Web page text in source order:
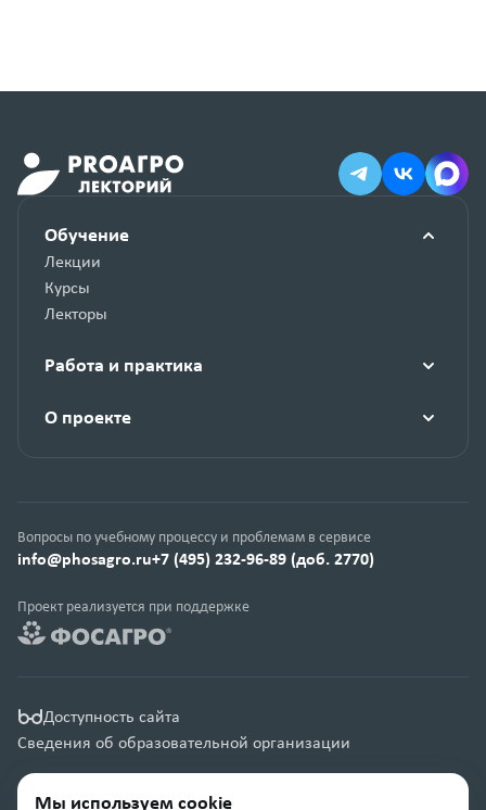
Обучение
Лекции
Курсы
Лекторы
Работа и практика
О проекте
Доступность сайта
Сведения об образовательной организации
Вопросы по учебному процессу и проблемам в сервисе
info@phosagro.ru+7 (495) 232-96-89 (доб. 2770)
Проект реализуется при поддержке
Правовая информация
Мы используем cookie